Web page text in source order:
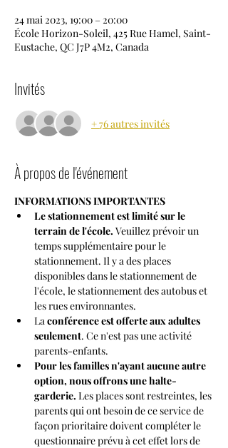
24 mai 2023, 19:00 – 20:00
École Horizon-Soleil, 425 Rue Hamel, Saint-
Eustache, QC J7P 4M2, Canada
Invités
+ 76 autres invités
À propos de l'événement
INFORMATIONS IMPORTANTES
Le stationnement est limité sur le
terrain de l'école. Veuillez prévoir un
temps supplémentaire pour le
stationnement. Il y a des places
disponibles dans le stationnement de
l'école, le stationnement des autobus et
les rues environnantes.
La conférence est offerte aux adultes
seulement. Ce n'est pas une activité
parents-enfants.
Pour les familles n'ayant aucune autre
option, nous offrons une halte-
garderie. Les places sont restreintes, les
parents qui ont besoin de ce service de
façon prioritaire doivent compléter le
questionnaire prévu à cet effet lors de